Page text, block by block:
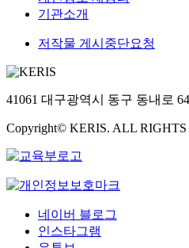
기관소개
저작물 게시중단요청
41061 대구광역시 동구 동내로
Copyright© KERIS. ALL RIGHTS
네이버 블로그
인스타그램